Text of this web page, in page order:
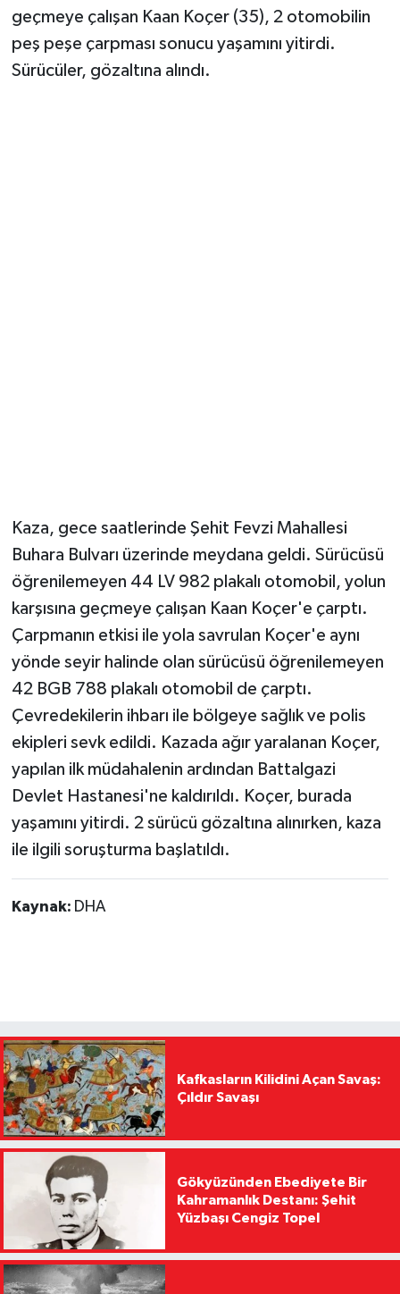
geçmeye çalışan Kaan Koçer (35), 2 otomobilin
peş peşe çarpması sonucu yaşamını yitirdi.
Sürücüler, gözaltına alındı.
Kaza, gece saatlerinde Şehit Fevzi Mahallesi
Buhara Bulvarı üzerinde meydana geldi. Sürücüsü
öğrenilemeyen 44 LV 982 plakalı otomobil, yolun
karşısına geçmeye çalışan Kaan Koçer'e çarptı.
Çarpmanın etkisi ile yola savrulan Koçer'e aynı
yönde seyir halinde olan sürücüsü öğrenilemeyen
42 BGB 788 plakalı otomobil de çarptı.
Çevredekilerin ihbarı ile bölgeye sağlık ve polis
ekipleri sevk edildi. Kazada ağır yaralanan Koçer,
yapılan ilk müdahalenin ardından Battalgazi
Devlet Hastanesi'ne kaldırıldı. Koçer, burada
yaşamını yitirdi. 2 sürücü gözaltına alınırken, kaza
ile ilgili soruşturma başlatıldı.
Kaynak: DHA
Kafkasların Kilidini Açan Savaş:
Çıldır Savaşı
Gökyüzünden Ebediyete Bir
Kahramanlık Destanı: Şehit
Yüzbaşı Cengiz Topel